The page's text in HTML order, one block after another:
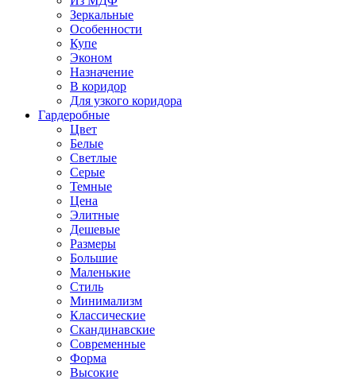
Зеркальные
Особенности
Купе
Эконом
Назначение
В коридор
Для узкого коридора
Гардеробные
Цвет
Белые
Светлые
Серые
Темные
Цена
Элитные
Дешевые
Размеры
Большие
Маленькие
Стиль
Минимализм
Классические
Скандинавские
Современные
Форма
Высокие